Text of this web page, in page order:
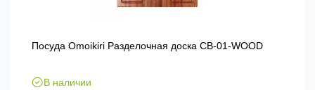
Посуда Omoikiri Разделочная доска CB-01-WOOD
В наличии